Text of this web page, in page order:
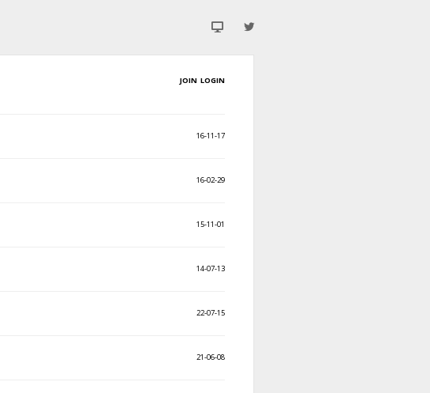
JOIN LOGIN
16-11-17
16-02-29
15-11-01
14-07-13
22-07-15
21-06-08